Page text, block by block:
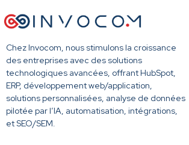
Chez Invocom, nous stimulons la croissance
des entreprises avec des solutions
technologiques avancées, offrant HubSpot,
ERP, développement web/application,
solutions personnalisées, analyse de données
pilotée par l’IA, automatisation, intégrations,
et SEO/SEM.